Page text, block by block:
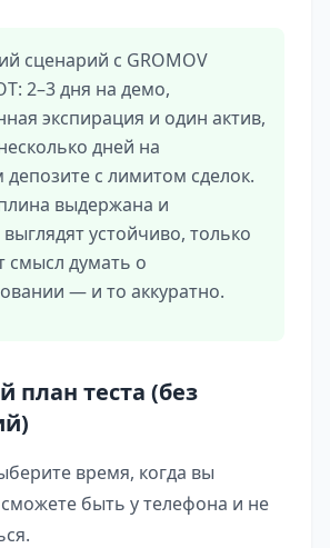
сценарий с GROMOV
2–3 дня на демо,
экспирация и один актив,
дней на
с лимитом сделок.
выдержана и
устойчиво, только
смысл думать о
— и то аккуратно.
план теста (без
время, когда вы
быть у телефона и не